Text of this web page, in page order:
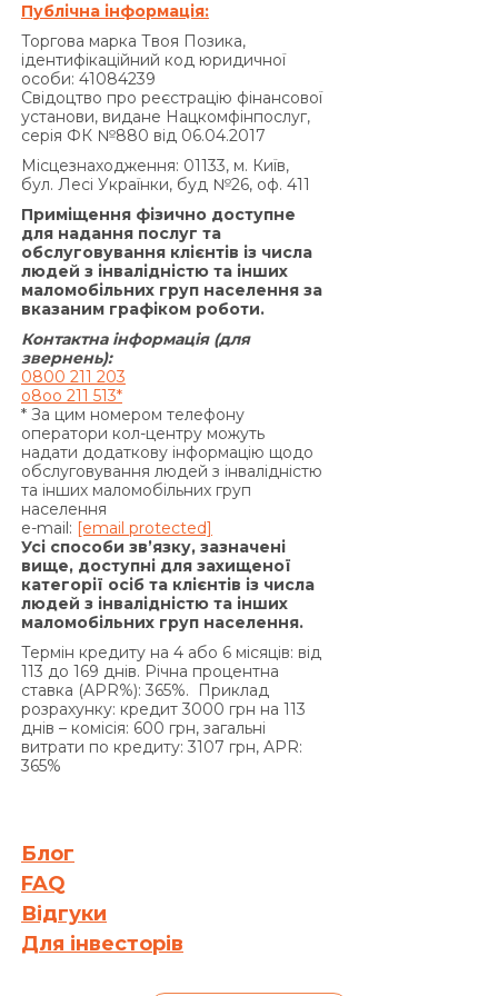
порушення виконання зобов’язань на підставі
Договору, не може перевищувати половини
суми Кредиту, одержаної Позичальником від
Кредитодавця за Договором, і не може бути
збільшена за домовленістю Сторін.»
За договором про надання кредиту по
продукту «Кредит 4/6 місяців»:
«У разі прострочення виконання
Позичальником грошового зобов’язання зі
сплати процентів за користування Кредитом та/
або Комісії за видачу Кредиту (якщо умови
Договору передбачають сплату комісії за
видачу Кредиту) та/або Комісії за видачу у
Кредит додаткових грошових коштів (якщо
умови додаткової угоди до Договору
передбачають сплату комісії за видачу у Кредит
додаткових грошових коштів) та/або суми
Кредиту у визначені цим Договором терміни,
на підставі положень частини 2 статті 625
Цивільного кодексу України Кредитодавець
має право вимагати, а Позичальник
зобов’язаний сплатити Кредитодавцю суму
заборгованості з урахуванням 3700 (три тисячі
сімсот) процентів річних від простроченої суми
заборгованості. Проценти річних, зазначені в
цьому пункті вище, нараховуються за кожен
день прострочення на суму заборгованості, що
включає прострочені проценти за користування
Кредитом та/або суму простроченої Комісії за
грошових коштів (якщо умови додаткової угоди
до Договору передбачають сплату комісії за
видачу у Кредит додаткових грошових коштів)
та/або на прострочену суму Кредиту, та не
Публічна інформація:
Торгова марка Твоя Позика,
ідентифікаційний код юридичної
особи: 41084239
Свідоцтво про реєстрацію фінансової
установи, видане Нацкомфінпослуг,
серія ФК №880 від 06.04.2017
Місцезнаходження: 01133, м. Київ,
бул. Лесі Українки, буд №26, оф. 411
Приміщення фізично доступне
для надання послуг та
обслуговування клієнтів із числа
людей з інвалідністю та інших
маломобільних груп населення за
вказаним графіком роботи.
Контактна інформація (для
звернень):
0800 211 203
o8oo 211 513*
* За цим номером телефону
оператори кол-центру можуть
надати додаткову інформацію щодо
обслуговування людей з інвалідністю
та інших маломобільних груп
населення
e-mail: [email protected]
Усі способи зв’язку, зазначені
вище, доступні для захищеної
категорії осіб та клієнтів із числа
людей з інвалідністю та інших
маломобільних груп населення.
Термін кредиту на 4 або 6 місяців: від
113 до 169 днів. Річна процентна
ставка (APR%): 365%. Приклад
розрахунку: кредит 3000 грн на 113
днів – комісія: 600 грн, загальні
витрати по кредиту: 3107 грн, APR:
365%
Блог
FAQ
Відгуки
Для інвесторів